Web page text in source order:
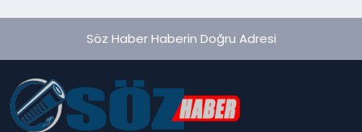
Söz Haber Haberin Doğru Adresi